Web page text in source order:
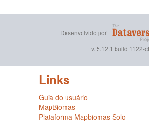
Desenvolvido por
v. 5.12.1 build 1122-
Links
Guia do usuário
MapBiomas
Plataforma Mapbiomas Solo